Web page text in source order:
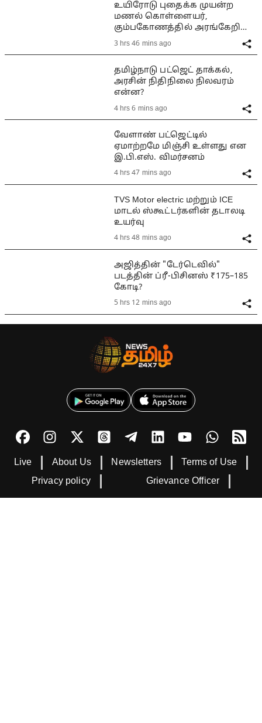
உயிரோடு புதைக்க முயன்ற
மணல் கொள்ளையர்,
கும்பகோணத்தில் அரங்கேறிய
பயங்கரம்
3 hrs 46 mins ago
தமிழ்நாடு பட்ஜெட் தாக்கல்,
அரசின் நிதிநிலை நிலவரம்
என்ன?
4 hrs 6 mins ago
வேளாண் பட்ஜெட்டில்
ஏமாற்றமே மிஞ்சி உள்ளது என
இ.பி.எஸ். விமர்சனம்
4 hrs 47 mins ago
TVS Motor electric மற்றும் ICE
மாடல் ஸ்கூட்டர்களின் தடாலடி
உயர்வு
4 hrs 48 mins ago
அஜித்தின் "டேர்டெவில்"
படத்தின் ப்ரீ-பிசினஸ் ₹175–185
கோடி?
5 hrs 12 mins ago
Live About Us Newsletters
Terms of Use
Privacy policy
Grievance Officer